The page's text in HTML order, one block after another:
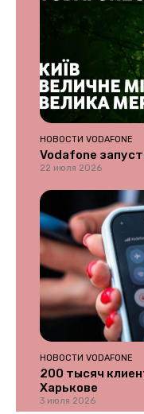
НОВОСТИ VODAFONE
Vodafone
22 июля 2026
НОВОСТИ VODAFONE
200 тысяч
Харькове
3 июля 2026